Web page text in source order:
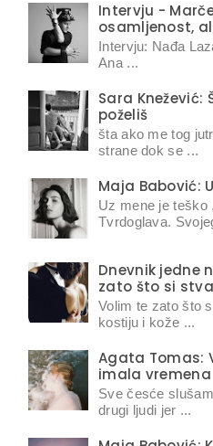
Intervju -
osamljenost,
Intervju: Nađa
Ana ...
Sara
poželiš
šta ako me tog
strane dok se ...
Maja Babović:
Uz mene je teško
Tvrdoglava.
Dnevnik jedne
zato što si
Volim te zato što
kostiju i kože ...
Agata Tomas:
imala vremena
Sve česće
drugi ljudi jer ...